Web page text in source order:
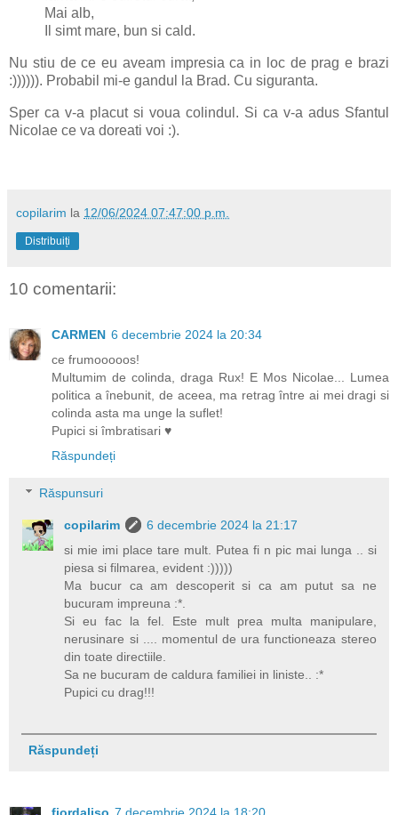
Mai alb,
Il simt mare, bun si cald.
Nu stiu de ce eu aveam impresia ca in loc de prag e brazi
:)))))). Probabil mi-e gandul la Brad. Cu siguranta.
Sper ca v-a placut si voua colindul. Si ca v-a adus Sfantul
Nicolae ce va doreati voi :).
copilarim la 12/06/2024 07:47:00 p.m.
Distribuiți
10 comentarii:
CARMEN 6 decembrie 2024 la 20:34
ce frumooooos!
Multumim de colinda, draga Rux! E Mos Nicolae... Lumea
politica a înebunit, de aceea, ma retrag între ai mei dragi si
colinda asta ma unge la suflet!
Pupici si îmbratisari ♥
Răspundeți
Răspunsuri
copilarim
6 decembrie 2024 la 21:17
si mie imi place tare mult. Putea fi n pic mai lunga .. si
piesa si filmarea, evident :)))))
Ma bucur ca am descoperit si ca am putut sa ne
bucuram impreuna :*.
Si eu fac la fel. Este mult prea multa manipulare,
nerusinare si .... momentul de ura functioneaza stereo
din toate directiile.
Sa ne bucuram de caldura familiei in liniste.. :*
Pupici cu drag!!!
Răspundeți